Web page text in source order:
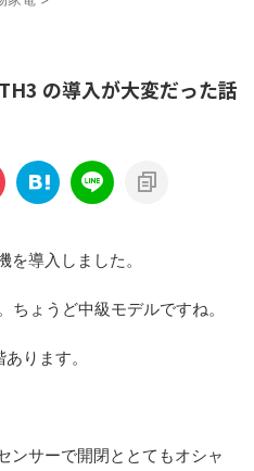
の導入が大変だった話
導入しました。
ょうど中級モデルですね。
ります。
ンサーで開閉ととてもオシャ